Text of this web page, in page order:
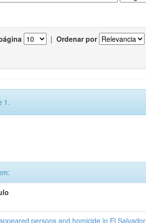
| Ordenar por
1.
persons and homicide in El Salvador